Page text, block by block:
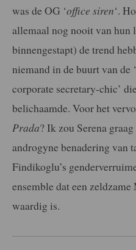
was de OG ‘office siren‘.
allemaal nog nooit van hun
binnengestapt) de trend
niemand in de buurt van de
corporate secretary-chic’
belichaamde. Voor het
Prada? Ik zou Serena
androgyne benadering van
Findikoglu’s
ensemble dat een
waardig is.